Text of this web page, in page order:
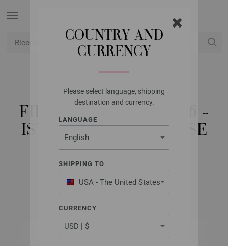
COUNTRY AND
CURRENCY
Please select language, shipping
destination and currency.
LANGUAGE
SHIPPING TO
USA - The United States
of America
CURRENCY
LANA GROSSA
FILATI CLASSICI NO. 16 -
ISTRUZIONI IN INGLESE
(EN)